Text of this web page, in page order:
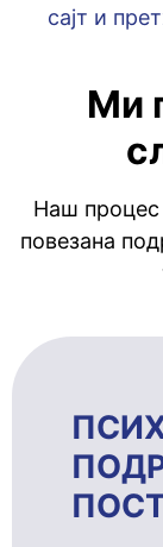
сajт и
Ми
Наш процес
повезана